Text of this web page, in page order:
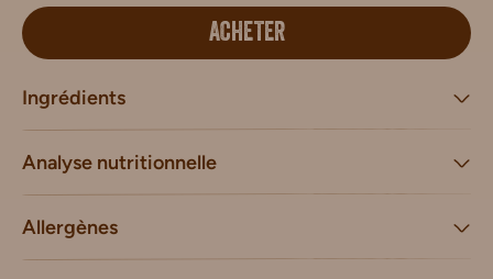
ACHETER
Ingrédients
Analyse nutritionnelle
Allergènes